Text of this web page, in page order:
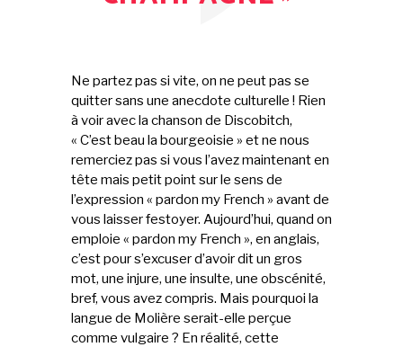
Ne partez pas si vite, on ne peut pas se
quitter sans une anecdote culturelle ! Rien
à voir avec la chanson de Discobitch,
« C’est beau la bourgeoisie » et ne nous
remerciez pas si vous l’avez maintenant en
tête mais petit point sur le sens de
l’expression « pardon my French » avant de
vous laisser festoyer. Aujourd’hui, quand on
emploie « pardon my French », en anglais,
c’est pour s’excuser d’avoir dit un gros
mot, une injure, une insulte, une obscénité,
bref, vous avez compris. Mais pourquoi la
langue de Molière serait-elle perçue
comme vulgaire ? En réalité, cette